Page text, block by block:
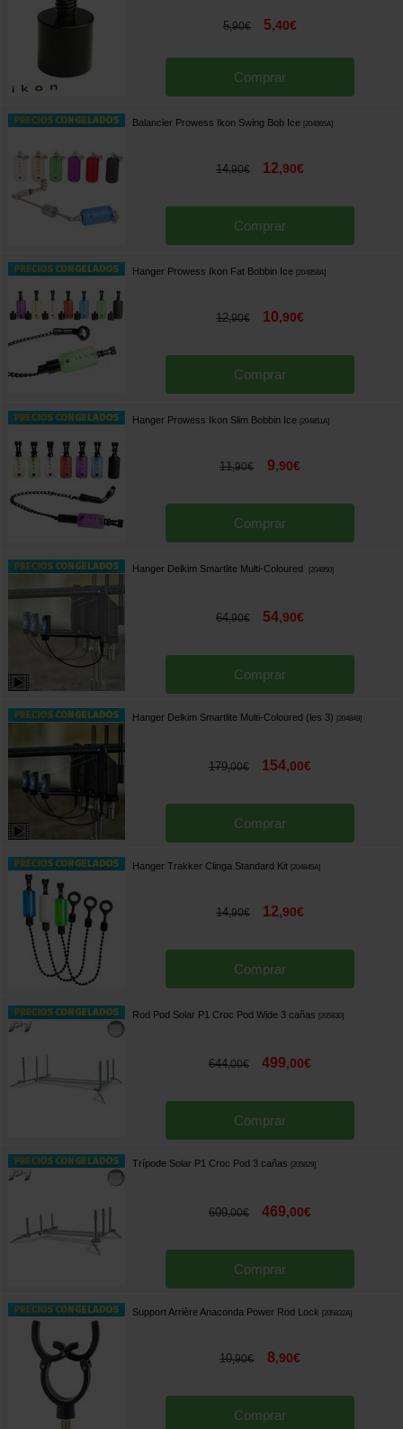
5,90€ 5,40€
Comprar
Balancier Prowess Ikon Swing Bob Ice 204865A]
14,90€ 12,90€
Comprar
Hanger Prowess Ikon Fat Bobbin Ice 204858A]
12,90€ 10,90€
Comprar
Hanger Prowess Ikon Slim Bobbin Ice 204851A]
11,90€ 9,90€
Comprar
Hanger Delkim Smartlite Multi-Coloured 204850]
64,90€ 54,90€
Comprar
Hanger Delkim Smartlite Multi-Coloured (les 3) 204849]
179,00€ 154,00€
Comprar
Hanger Trakker Clinga Standard Kit 204845A]
14,90€ 12,90€
Comprar
Rod Pod Solar P1 Croc Pod Wide 3 cañas 205830]
644,00€ 499,00€
Comprar
Trípode Solar P1 Croc Pod 3 cañas 205829]
609,00€ 469,00€
Comprar
Support Arrière Anaconda Power Rod Lock 205832A]
10,90€ 8,90€
Comprar